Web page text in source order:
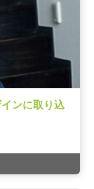
ンに取り込